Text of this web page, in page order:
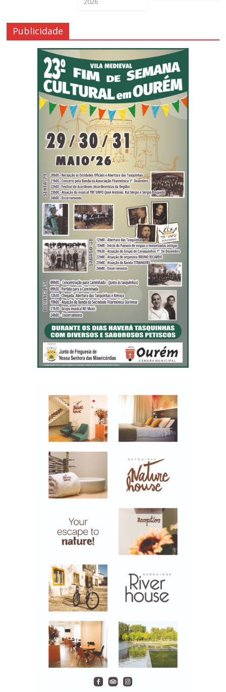
Publicidade